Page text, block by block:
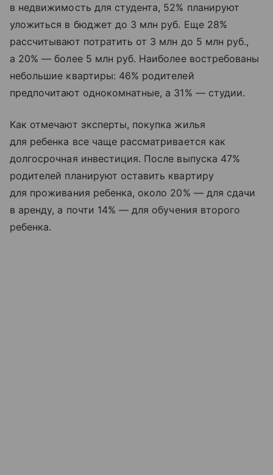
в недвижимость для студента, 52% планируют
уложиться в бюджет до 3 млн руб. Еще 28%
рассчитывают потратить от 3 млн до 5 млн руб.,
а 20% — более 5 млн руб. Наиболее востребованы
небольшие квартиры: 46% родителей
предпочитают однокомнатные, а 31% — студии.
Как отмечают эксперты, покупка жилья
для ребенка все чаще рассматривается как
долгосрочная инвестиция. После выпуска 47%
родителей планируют оставить квартиру
для проживания ребенка, около 20% — для сдачи
в аренду, а почти 14% — для обучения второго
ребенка.